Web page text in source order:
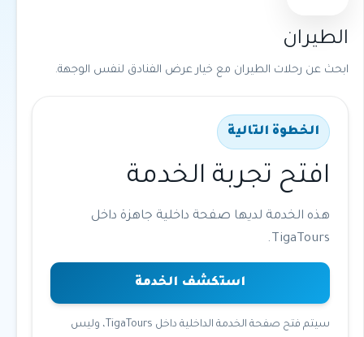
الطيران
ابحث عن رحلات الطيران مع خيار عرض الفنادق لنفس الوجهة.
الخطوة التالية
افتح تجربة الخدمة
هذه الخدمة لديها صفحة داخلية جاهزة داخل
TigaTours.
استكشف الخدمة
سيتم فتح صفحة الخدمة الداخلية داخل TigaTours، وليس